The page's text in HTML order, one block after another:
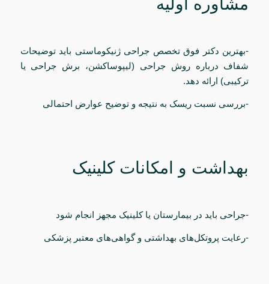
مشاوره اولیه
-بهترین دکتر فوق تخصص جراحی ژنیکوماستی باید توضیحات
شفاف درباره روش جراحی (لیپوساکشن، برش جراحی یا
ترکیبی) ارائه دهد.
-بررسی نسبت ریسک به نتیجه و توضیح عوارض احتمالی
بهداشت و امکانات کلینیک
-جراحی باید در بیمارستان یا کلینیک مجهز انجام شود
-رعایت پروتکل‌های بهداشتی و گواهی‌های معتبر پزشکی